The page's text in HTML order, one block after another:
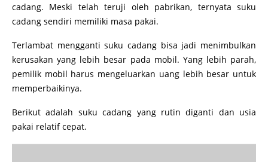
cadang. Meski telah teruji oleh pabrikan, ternyata suku
cadang sendiri memiliki masa pakai.
Terlambat mengganti suku cadang bisa jadi menimbulkan
kerusakan yang lebih besar pada mobil. Yang lebih parah,
pemilik mobil harus mengeluarkan uang lebih besar untuk
memperbaikinya.
Berikut adalah suku cadang yang rutin diganti dan usia
pakai relatif cepat.